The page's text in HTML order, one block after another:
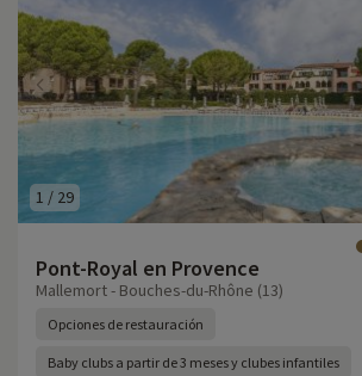
1 / 29
Pont-Royal en Provence
Mallemort - Bouches-du-Rhône (13)
Opciones de restauración
Baby clubs a partir de 3 meses y clubes infantiles